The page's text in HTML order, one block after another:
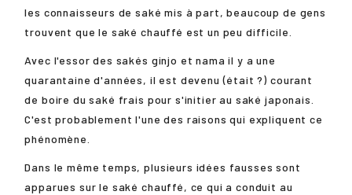
les connaisseurs de saké mis à part, beaucoup de gens
trouvent que le saké chauffé est un peu difficile.
Avec l'essor des sakés ginjo et nama il y a une
quarantaine d'années, il est devenu (était ?) courant
de boire du saké frais pour s'initier au saké japonais.
C'est probablement l'une des raisons qui expliquent ce
phénomène.
Dans le même temps, plusieurs idées fausses sont
apparues sur le saké chauffé, ce qui a conduit au